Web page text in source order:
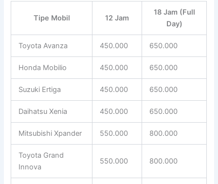
Tipe Mobil 12 Jam
18 Jam (Full
Day)
Toyota Avanza 450.000 650.000
Honda Mobilio 450.000 650.000
Suzuki Ertiga 450.000 650.000
Daihatsu Xenia 450.000 650.000
Mitsubishi Xpander 550.000 800.000
Toyota Grand
Innova
550.000 800.000